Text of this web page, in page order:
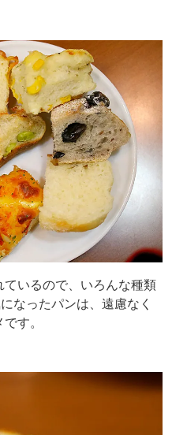
いるので、いろんな種類
なったパンは、遠慮なく
す。